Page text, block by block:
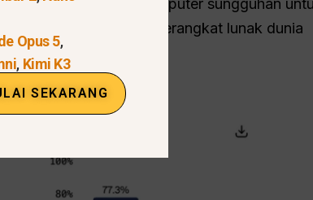
terminal komputer sungguhan
menguji tugas-tugas perangkat lunak dunia
Opus 5,
, Kimi K3
SEKARANG